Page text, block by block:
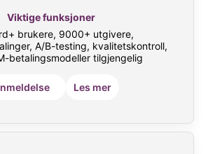
Viktige funksjoner
brukere, 9000+ utgivere,
A/B-testing, kvalitetskontroll,
betalingsmodeller tilgjengelig
Les mer